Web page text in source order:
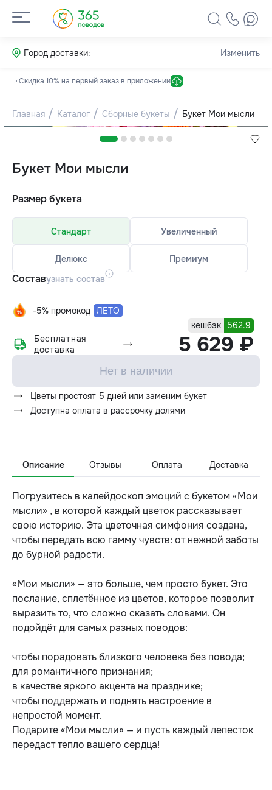
Город доставки: Изменить
Скидка 10% на первый заказ в приложении
Главная Каталог Сборные букеты Букет Мои мысли
Букет Мои мысли
Размер букета
Стандарт Увеличенный
Делюкс Премиум
Составузнать состав
-5% промокод ЛЕТО
кешбэк
562.9
5 629 ₽
Бесплатная
доставка
Нет в наличии
Цветы простоят 5 дней или заменим букет
Доступна оплата в рассрочку долями
Описание Отзывы Оплата Доставка
Погрузитесь в калейдоскоп эмоций с букетом «Мои
мысли» , в которой каждый цветок рассказывает
свою историю. Эта цветочная симфония создана,
чтобы передать всю гамму чувств: от нежной заботы
до бурной радости.
«Мои мысли» — это больше, чем просто букет. Это
послание, сплетённое из цветов, которое позволит
выразить то, что сложно сказать словами. Он
подойдёт для самых разных поводов:
чтобы порадовать близкого человека без повода;
для романтичного признания;
в качестве яркого акцента на празднике;
чтобы поддержать и поднять настроение в
непростой момент.
Подарите «Мои мысли» — и пусть каждый лепесток
передаст тепло вашего сердца!